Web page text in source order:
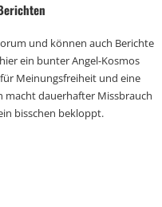
und können auch Berichte
ein bunter Angel-Kosmos
Meinungsfreiheit und eine
dauerhafter Missbrauch
bisschen bekloppt.